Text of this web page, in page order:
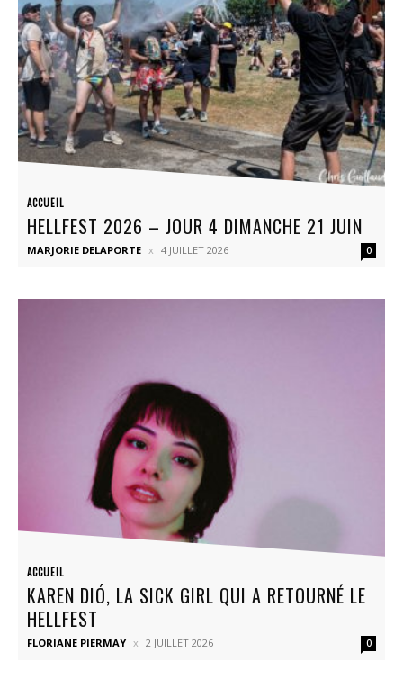
ACCUEIL
HELLFEST 2026 – JOUR 4 DIMANCHE 21 JUIN
MARJORIE DELAPORTE 4 JUILLET 2026 0
ACCUEIL
KAREN DIÓ, LA SICK GIRL QUI A RETOURNÉ LE
HELLFEST
FLORIANE PIERMAY 2 JUILLET 2026 0